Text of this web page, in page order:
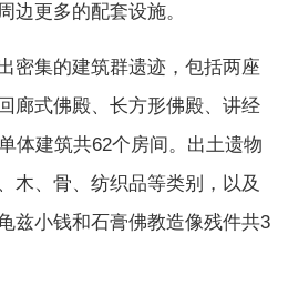
边更多的配套设施。
集的建筑群遗迹，包括两座
廊式佛殿、长方形佛殿、讲经
体建筑共62个房间。出土遗物
木、骨、纺织品等类别，以及
兹小钱和石膏佛教造像残件共3